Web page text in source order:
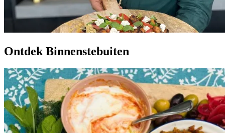
Ontdek Binnenstebuiten